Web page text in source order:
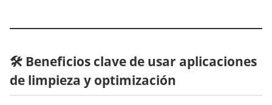
🛠️ Beneficios clave de usar aplicaciones
de limpieza y optimización